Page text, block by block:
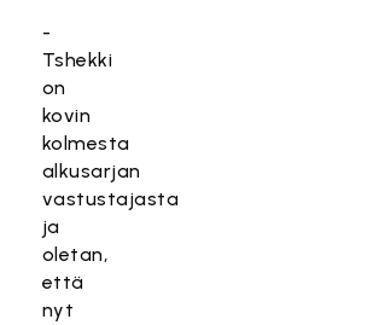
-
Tshekki
on
kovin
kolmesta
alkusarjan
vastustajasta
ja
oletan,
että
nyt